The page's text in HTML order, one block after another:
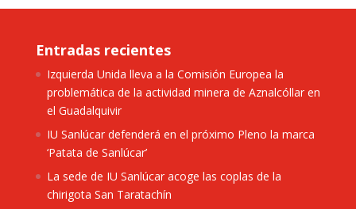
Entradas recientes
Izquierda Unida lleva a la Comisión Europea la
problemática de la actividad minera de Aznalcóllar en
el Guadalquivir
IU Sanlúcar defenderá en el próximo Pleno la marca
‘Patata de Sanlúcar’
La sede de IU Sanlúcar acoge las coplas de la
chirigota San Taratachín